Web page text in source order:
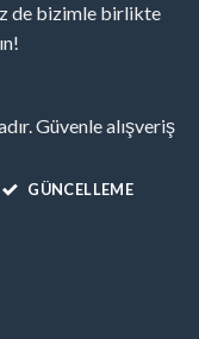
de bizimle birlikte
Güvenle alışveriş
GÜNCELLEME